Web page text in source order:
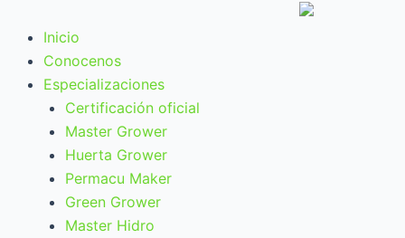
contenido
Inicio
Conocenos
Especializaciones
Certificación oficial
Master Grower
Huerta Grower
Permacu Maker
Green Grower
Master Hidro